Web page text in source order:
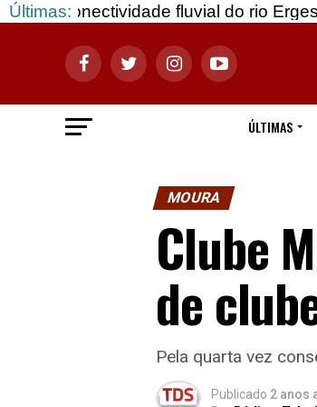
Últimas:fluvial do rio Erges Opinião:
ÚLTIMAS
MOURA
Clube
de
Pela quarta vez
Publicado 2 anos